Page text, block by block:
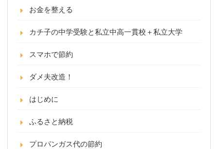
お金を整える
カチ子の中学受験と私立中高一貫校＋私立大学
スマホで節約
ダメ夫改造！
はじめに
ふるさと納税
プロパンガス代の節約